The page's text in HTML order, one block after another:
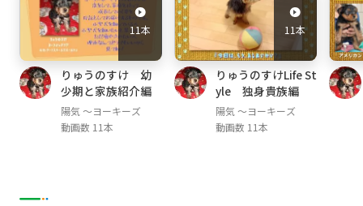
11本
りゅうのすけ 幼
少期と家族紹介編
陽気 ～ヨーキーズ
動画数 11本
11本
りゅうのすけLife St
yle 独身貴族編
陽気 ～ヨーキーズ
動画数 11本